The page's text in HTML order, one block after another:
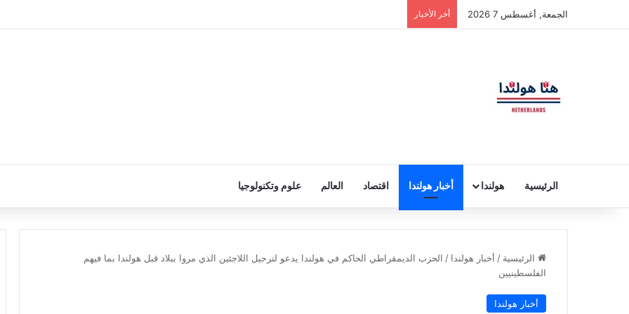
الجمعة, أغسطس 7 2026 أخر الأخبار
الرئيسية هولندا أخبار هولندا اقتصاد العالم علوم وتكنولوجيا
الرئيسية / أخبار هولندا / الحزب الديمقراطي الحاكم في هولندا يدعو لترحيل اللاجئين الذي مروا ببلاد قبل هولندا بما فيهم
الفلسطينيين
أخبار هولندا